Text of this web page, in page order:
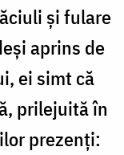
şi fulare
aprins de
ei simt că
prilejuită în
prezenţi: